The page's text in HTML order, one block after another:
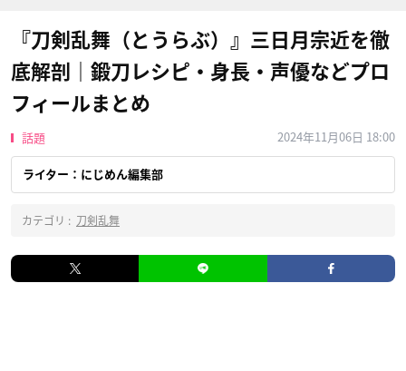
『刀剣乱舞（とうらぶ）』三日月宗近を徹
底解剖｜鍛刀レシピ・身長・声優などプロ
フィールまとめ
話題 2024年11月06日 18:00
ライター：にじめん編集部
カテゴリ : 刀剣乱舞